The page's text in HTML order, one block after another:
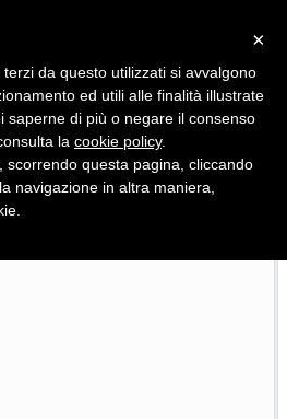
in Molise con
×
da questo utilizzati si avvalgono
ed utili alle finalità illustrate
saperne di più o negare il consenso
la cookie policy.
scorrendo questa pagina, cliccando
navigazione in altra maniera,